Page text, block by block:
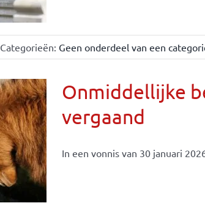
Categorieën: Geen onderdeel van een
Onmiddellijke
vergaand
In een vonnis van 30 januari